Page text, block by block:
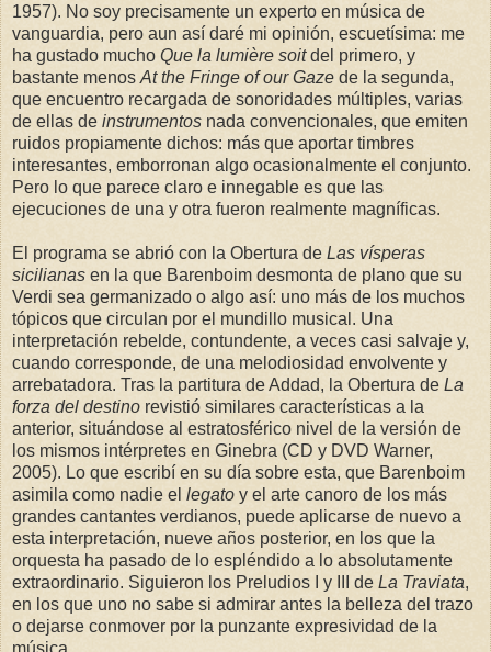
1957). No soy precisamente un experto en música de
vanguardia, pero aun así daré mi opinión, escuetísima: me
ha gustado mucho Que la lumière soitdel primero, y
bastante menos At the Fringe of our Gaze de la segunda,
que encuentro recargada de sonoridades múltiples, varias
de ellas de instrumentos nada convencionales, que emiten
ruidos propiamente dichos: más que aportar timbres
interesantes, emborronan algo ocasionalmente el conjunto.
Pero lo que parece claro e innegable es que las
ejecuciones de una y otra fueron realmente magníficas.
El programa se abrió con la Obertura de Las vísperas
sicilianas en la que Barenboim desmonta de plano que su
Verdi sea germanizado o algo así: uno más de los muchos
tópicos que circulan por el mundillo musical. Una
interpretación rebelde, contundente, a veces casi salvaje y,
cuando corresponde, de una melodiosidad envolvente y
arrebatadora. Tras la partitura de Addad, la Obertura de La
forza del destino revistió similares características a la
anterior, situándose al estratosférico nivel de la versión de
los mismos intérpretes en Ginebra (CD y DVD Warner,
2005). Lo que escribí en su día sobre esta, que Barenboim
asimila como nadie el legato y el arte canoro de los más
grandes cantantes verdianos, puede aplicarse de nuevo a
esta interpretación, nueve años posterior, en los que la
orquesta ha pasado de lo espléndido a lo absolutamente
extraordinario. Siguieron los Preludios I y III de La Traviata,
en los que uno no sabe si admirar antes la belleza del trazo
o dejarse conmover por la punzante expresividad de la
música.